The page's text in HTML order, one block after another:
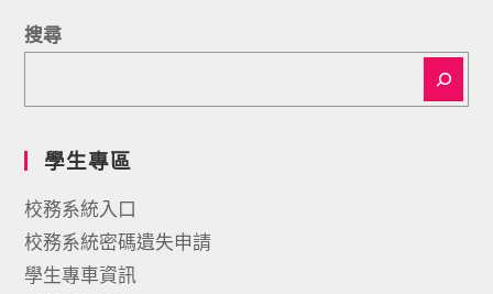
搜尋
學生專區
校務系統入口
校務系統密碼遺失申請
學生專車資訊